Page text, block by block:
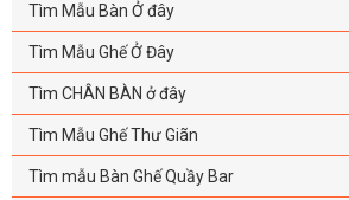
Tìm Mẫu Bàn Ở đây
Tìm Mẫu Ghế Ở Đây
Tìm CHÂN BÀN ở đây
Tìm Mẫu Ghế Thư Giãn
Tìm mẫu Bàn Ghế Quầy Bar